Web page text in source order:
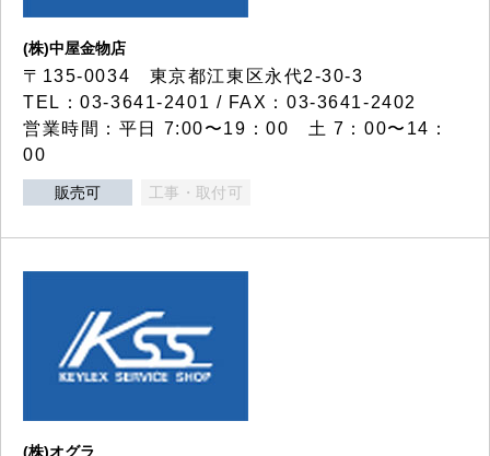
(株)中屋金物店
〒135-0034 東京都江東区永代2-30-3
TEL：03-3641-2401 / FAX：03-3641-2402
営業時間：平日 7:00〜19：00 土 7：00〜14：
00
販売可 工事・取付可
(株)オグラ